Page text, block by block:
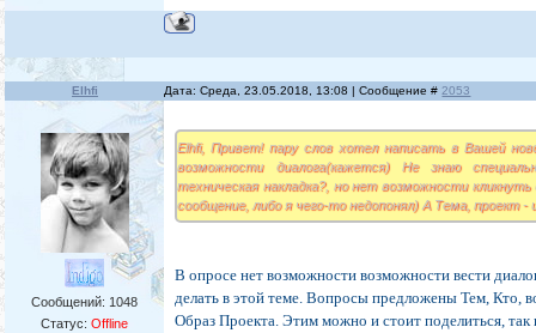
Elhfi Дата: Среда, 23.05.2018, 13:08 | Сообщение #2053
Сообщений: 1048
Статус:Offline
Elhfi, Привет! пару слов хотел написать в Вашей
возможности диалога(кажется) Не знаю
техническая накладка?, но нет возможности
сообщение, либо я чего-то недопонял) А Тема, проект -
В опросе нет возможности возможности вести
делать в этой теме. Вопросы предложены Тем, Кто,
Образ Проекта. Этим можно и стоит поделиться, так